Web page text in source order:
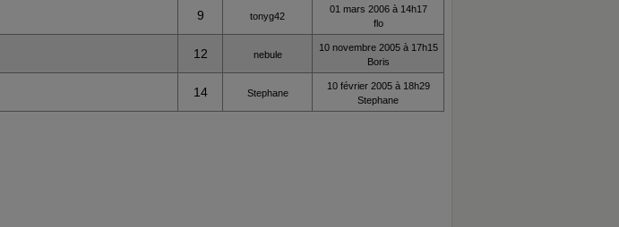
9 tonyg42
01 mars 2006 à 14h17
flo
12 nebule
10 novembre 2005 à 17h15
Boris
14 Stephane
10 février 2005 à 18h29
Stephane